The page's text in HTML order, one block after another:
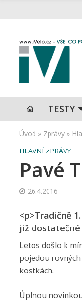
TESTY
Úvod » Zprávy »
HLAVNÍ ZPRÁVY
Pavé
26.4.2016
<p>Tradičně
již
Letos došlo k
pojedou
kostkách.
Úplnou